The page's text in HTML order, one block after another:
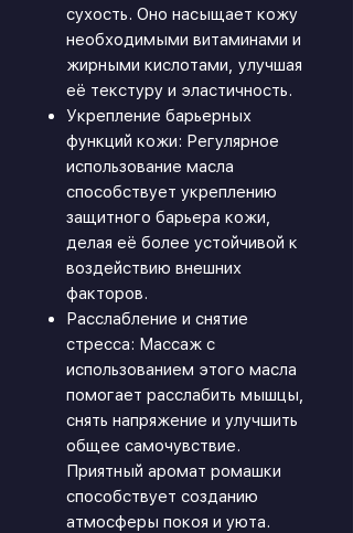
сухость. Оно насыщает кожу
необходимыми витаминами и
жирными кислотами, улучшая
её текстуру и эластичность.
Укрепление барьерных
функций кожи: Регулярное
использование масла
способствует укреплению
защитного барьера кожи,
делая её более устойчивой к
воздействию внешних
факторов.
Расслабление и снятие
стресса: Массаж с
использованием этого масла
помогает расслабить мышцы,
снять напряжение и улучшить
общее самочувствие.
Приятный аромат ромашки
способствует созданию
атмосферы покоя и уюта.